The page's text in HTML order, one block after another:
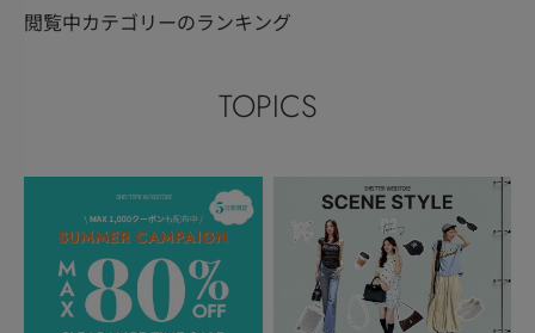
閲覧中カテゴリーのランキング
TOPICS